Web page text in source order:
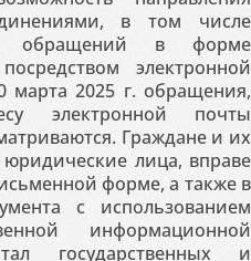
в том числе
обращений в форме
электронной
марта 2025 г. обращения,
электронной почты
Граждане и их
лица, вправе
форме, а также в
с использованием
информационной
государственных и